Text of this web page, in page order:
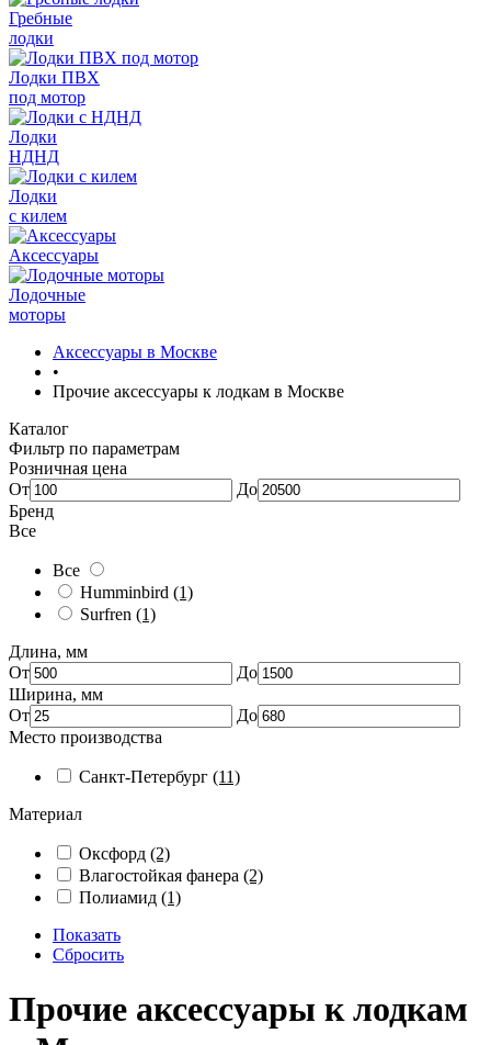
Гребные
лодки
Лодки ПВХ
под мотор
Лодки
НДНД
Лодки
с килем
Аксессуары
Лодочные
моторы
Аксессуары в Москве
•
Прочие аксессуары к лодкам в Москве
Каталог
Фильтр по параметрам
Розничная цена
От
До
Бренд
Все
Все
Humminbird (1)
Surfren (1)
Длина, мм
От
До
Ширина, мм
От
До
Место производства
Санкт-Петербург (11)
Материал
Оксфорд (2)
Влагостойкая фанера (2)
Полиамид (1)
Показать
Сбросить
Прочие аксессуары к лодкам